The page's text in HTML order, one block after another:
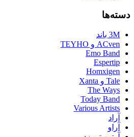
دسته‌ها
3M باند
ACven و TEYHO
Emo Band
Espertip
Homxigen
Tale و Xanta
The Ways
Today Band
Various Artists
آراد
آراو